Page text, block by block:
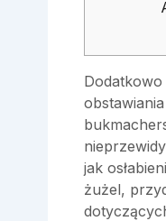
jak
żużel,